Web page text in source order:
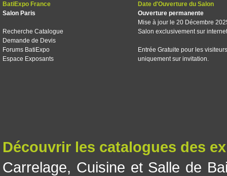
BatiExpo France
Salon Paris
Recherche Catalogue
Demande de Devis
Forums BatiExpo
Espace Exposants
Date d'Ouverture du Salon
Ouverture permanente
Mise à jour le 20 Décembre
Salon exclusivement sur internet
Entrée Gratuite pour les visiteurs
uniquement sur invitation.
Découvrir les catalogues des
Carrelage, Cuisine et Salle de